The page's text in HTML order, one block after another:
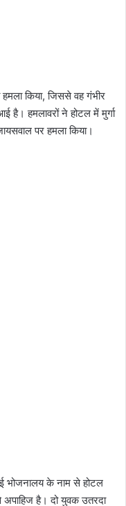
किया, जिससे वह गंभीर
हमलावरों ने होटल में मुर्गा
पर हमला किया।
भोजनालय के नाम से होटल
है। दो युवक उतरदा